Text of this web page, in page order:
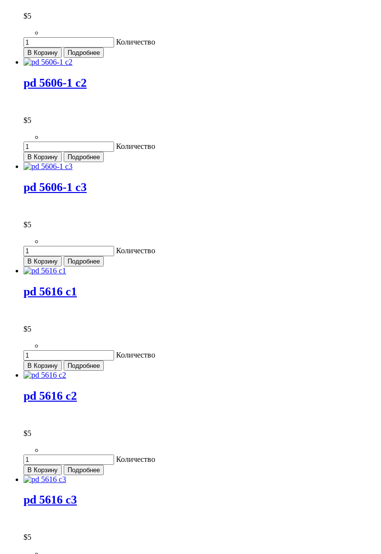
$5
Количество
В Корзину Подробнее
pd 5606-1 c2
$5
Количество
В Корзину Подробнее
pd 5606-1 c3
$5
Количество
В Корзину Подробнее
pd 5616 c1
$5
Количество
В Корзину Подробнее
pd 5616 c2
$5
Количество
В Корзину Подробнее
pd 5616 c3
$5